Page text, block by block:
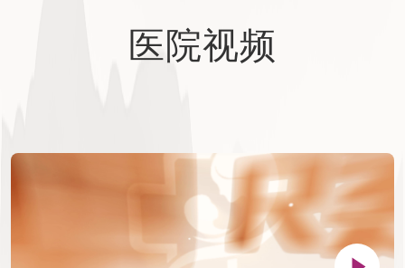
医院视频